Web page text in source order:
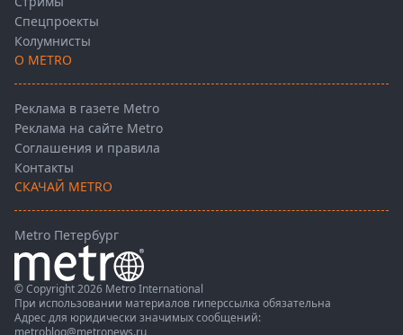
Спецпроекты
Колумнисты
О METRO
Реклама в газете Metro
Реклама на сайте Metro
Соглашения и правила
Контакты
СКАЧАЙ METRO
Metro Петербург
© Copyright 2026 Metro International
При использовании материалов гиперссылка обязательна
Адрес для юридически значимых сообщений: